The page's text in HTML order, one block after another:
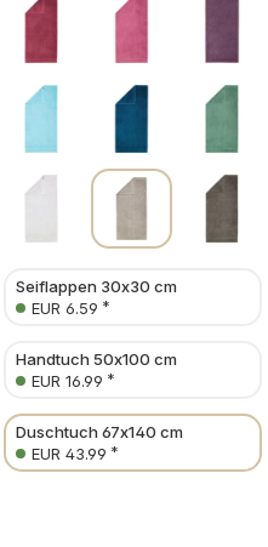
Seiflappen 30x30 cm
EUR 6.59 *
Handtuch 50x100 cm
EUR 16.99 *
Duschtuch 67x140 cm
EUR 43.99 *